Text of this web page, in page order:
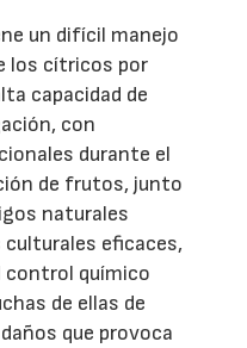
un difícil manejo
los cítricos por
capacidad de
con
durante el
de frutos, junto
naturales
culturales eficaces,
control químico
de ellas de
que provoca